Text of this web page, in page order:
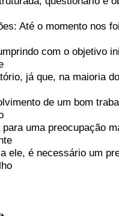
Até o momento nos
com o objetivo
já que, na maioria
de um bom
uma preocupação
ele, é necessário um